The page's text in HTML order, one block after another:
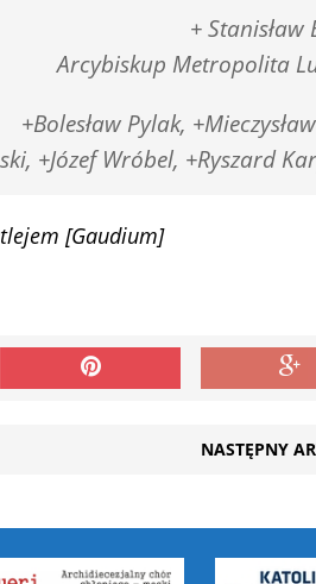
+ Stanisław
Arcybiskup Metropolita
+Bolesław Pylak,
+Józef Wróbel, +Ryszard
[Gaudium]
NASTĘPNY